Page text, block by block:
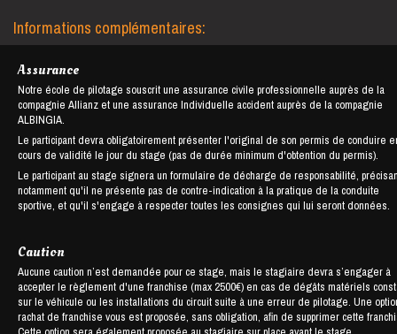
Informations complémentaires:
Assurance
Notre école de pilotage souscrit une assurance civile professionnelle auprès de la
compagnie Allianz et une assurance Individuelle accident auprès de la compagnie
ALBINGIA.
Le participant devra obligatoirement présenter l'original de son permis de conduire
cours de validité le jour du stage (pas de durée minimum d'obtention du permis).
Le participant au stage signera un formulaire de décharge de responsabilité,
notamment qu'il ne présente pas de contre-indication à la pratique de la conduite
sportive, et qu'il s'engage à respecter toutes les consignes qui lui seront données.
Caution
Aucune caution n’est demandée pour ce stage, mais le stagiaire devra s’engager à
accepter le règlement d'une franchise (max 2500€) en cas de dégâts matériels
sur le véhicule ou les installations du circuit suite à une erreur de pilotage. Une
rachat de franchise vous est proposée, sans obligation, afin de supprimer cette